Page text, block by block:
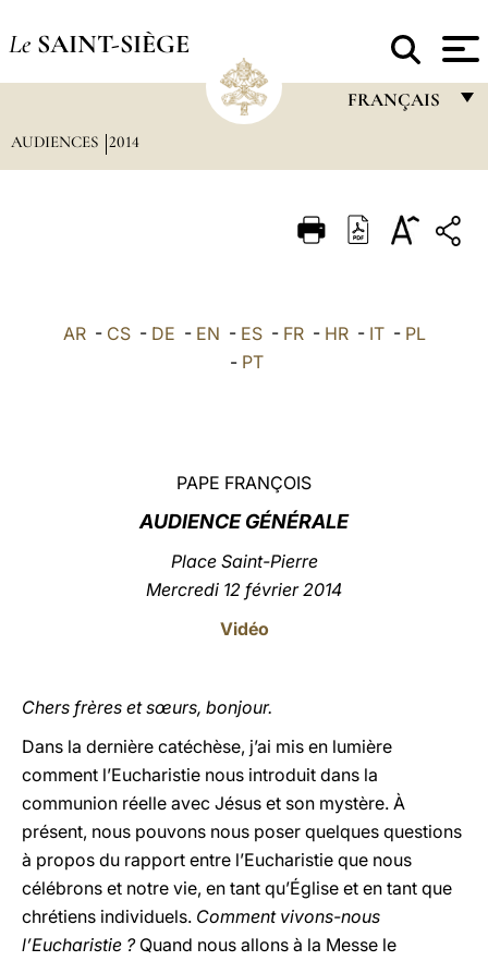
Le SAINT-SIÈGE
FRANÇAIS
ITALIANO
LATINE
AUDIENCES 2014
AR- CS- DE - EN - ES- FR- HR- IT- PL
- PT
PAPE FRANÇOIS
AUDIENCE GÉNÉRALE
Place Saint-Pierre
Mercredi 12 février 2014
Vidéo
Chers frères et sœurs, bonjour.
Dans la dernière catéchèse, j’ai mis en lumière
comment l’Eucharistie nous introduit dans la
communion réelle avec Jésus et son mystère. À
présent, nous pouvons nous poser quelques questions
à propos du rapport entre l’Eucharistie que nous
célébrons et notre vie, en tant qu’Église et en tant que
chrétiens individuels. Comment vivons-nous
l’Eucharistie ? Quand nous allons à la Messe le